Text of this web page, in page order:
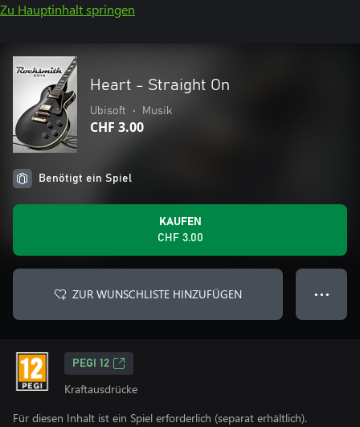
Zu Hauptinhalt springen
Heart - Straight On
Ubisoft • Musik
CHF 3.00
Benötigt ein Spiel
KAUFEN
CHF 3.00
ZUR WUNSCHLISTE HINZUFÜGEN ● ● ●
PEGI 12
Kraftausdrücke
Für diesen Inhalt ist ein Spiel erforderlich (separat erhältlich).